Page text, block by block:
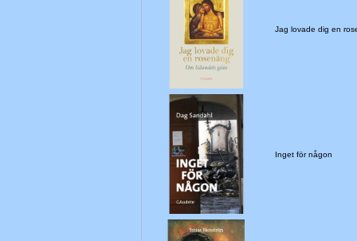
Jag lovade dig en
Inget för någon